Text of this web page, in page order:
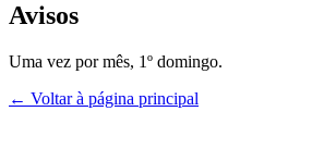
Avisos
Uma vez por mês, 1º domingo.
← Voltar à página principal